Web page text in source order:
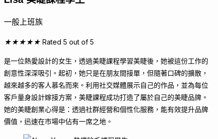
一般上班族
★★★★★ Rated 5 out of 5
是一位熱愛設計的女生，透過美睫課程學習美睫後，她被這份工作的
創意性深深吸引。起初，她只是在朋友間接單，但隨著口碑的擴散，
越來越多的客人慕名而來。利用社交媒體展示自己的作品，並為每位
客戶量身設計嫁接方案， 美睫課程成功打造了屬於自己的美睫品牌。
她的美睫創業心得是：透過社群經營和個性化服務，能有效提升品牌
價值，迅速在市場中佔有一席之地。